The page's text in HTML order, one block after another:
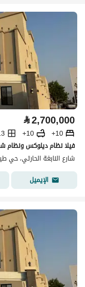
⃁2,700,000
10+
10+
فيلا نظام ديلوكس ونظام
شارع النابغة الحارثي، حي
الإيميل